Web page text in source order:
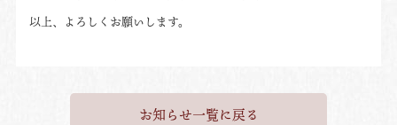
以上、よろしくお願いします。
お知らせ一覧に戻る